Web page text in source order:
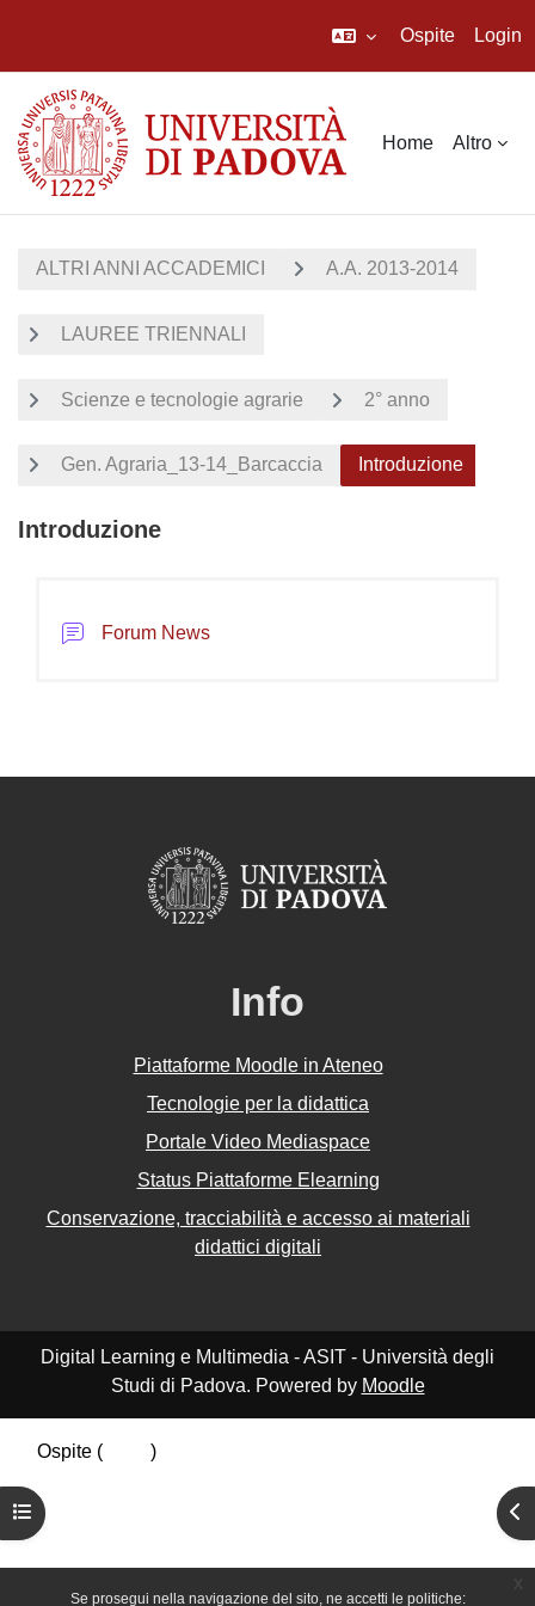
Se prosegui nella navigazione del sito, ne accetti le politiche:
Ospite Login
Home Altro
Apri indice del corso
ALTRI ANNI ACCADEMICI A.A. 2013-2014
LAUREE TRIENNALI
Scienze e tecnologie agrarie 2° anno
Gen. Agraria_13-14_Barcaccia Introduzione
Introduzione
Forum News
Info
Piattaforme Moodle in Ateneo
Tecnologie per la didattica
Portale Video Mediaspace
Status Piattaforme Elearning
Conservazione, tracciabilità e accesso ai materiali
didattici digitali
Digital Learning e Multimedia - ASIT - Università degli
Studi di Padova. Powered by Moodle
Ospite (
)
Politiche